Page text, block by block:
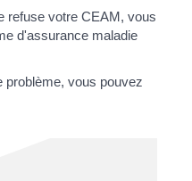
refuse votre CEAM, vous
d'assurance maladie
problème, vous pouvez